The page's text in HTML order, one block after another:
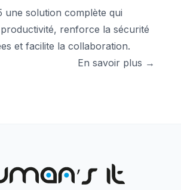
une solution complète qui
renforce la sécurité
et facilite la collaboration.
En savoir plus →